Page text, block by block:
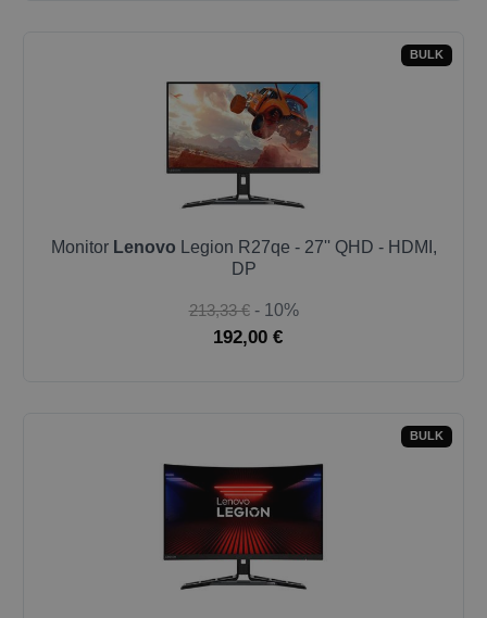
BULK
Monitor Lenovo Legion R27qe - 27'' QHD - HDMI,
DP
213,33 € - 10%
192,00 €
BULK